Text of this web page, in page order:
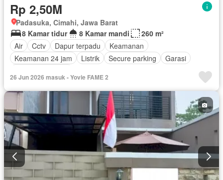
Rp 2,50M
Padasuka, Cimahi, Jawa Barat
8 Kamar tidur
8 Kamar mandi
260 m²
Air
Cctv Dapur terpadu
Keamanan
Keamanan 24 jam
Listrik Secure parking
Garasi
26 Jun 2026 masuk - Yovie FAME 2